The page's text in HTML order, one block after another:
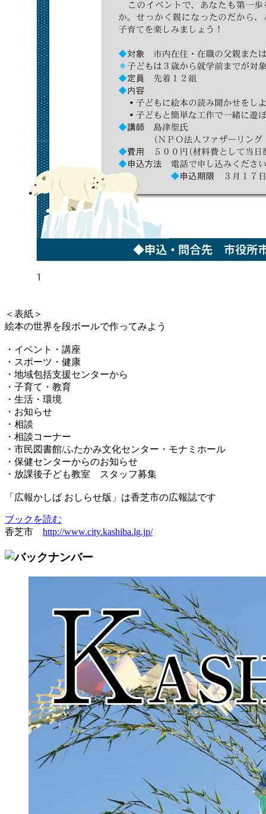
＜表紙＞
絵本の世界を段ボールで作ってみよう
・イベント・講座
・スポーツ・健康
・地域包括支援センターから
・子育て・教育
・生活・環境
・お知らせ
・相談
・相談コーナー
・市民図書館/ふたかみ文化センター・モナミホール
・保健センターからのお知らせ
・放課後子ども教室 スタッフ募集
「広報かしば おしらせ版」は香芝市の広報誌です
ブックを読む
香芝市 http://www.city.kashiba.lg.jp/